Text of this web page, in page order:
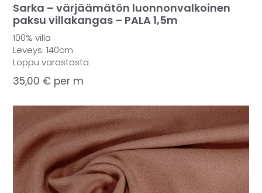
Sarka – värjäämätön luonnonvalkoinen
paksu villakangas – PALA 1,5m
100% villa
Leveys: 140cm
Loppu varastosta
35,00 € per m